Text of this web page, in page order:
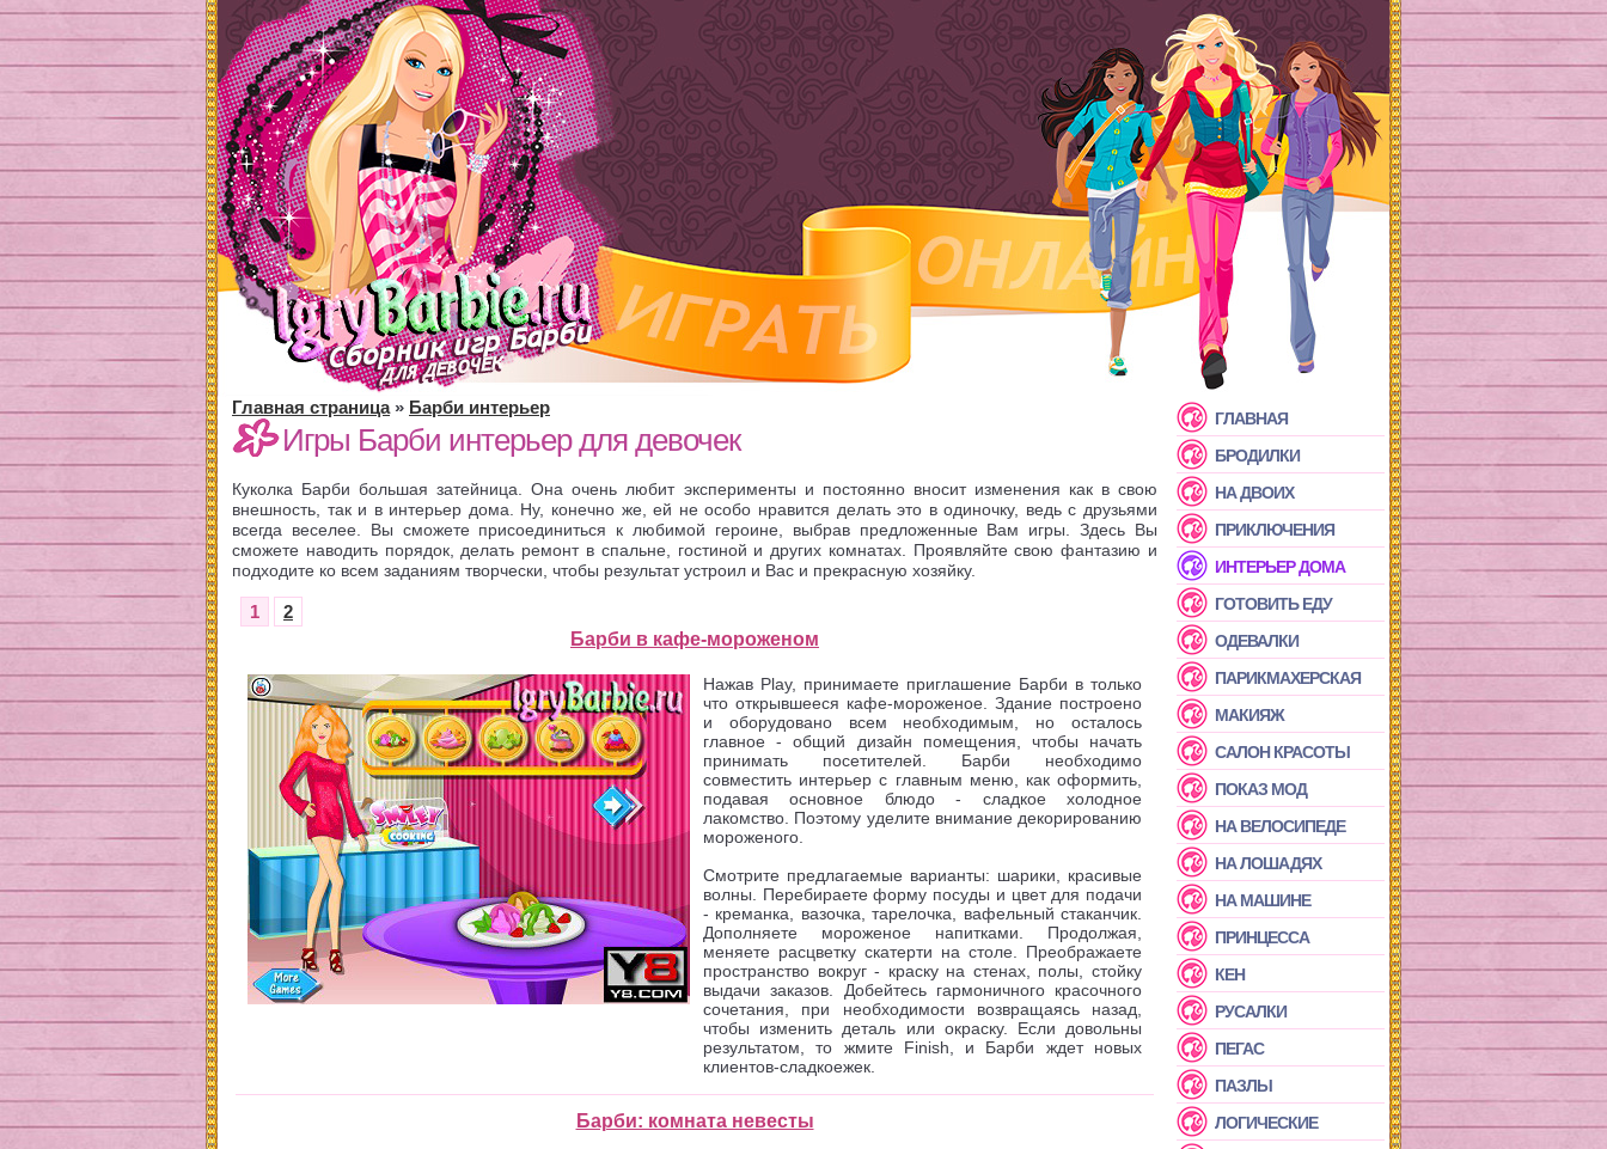
Главная страница» Барби интерьер
Игры Барби интерьер для девочек
Куколка Барби большая затейница. Она очень любит эксперименты и постоянно вносит изменения как в свою
внешность, так и в интерьер дома. Ну, конечно же, ей не особо нравится делать это в одиночку, ведь с друзьями
всегда веселее. Вы сможете присоединиться к любимой героине, выбрав предложенные Вам игры. Здесь Вы
сможете наводить порядок, делать ремонт в спальне, гостиной и других комнатах. Проявляйте свою фантазию и
подходите ко всем заданиям творчески, чтобы результат устроил и Вас и прекрасную хозяйку.
1
2
Барби в кафе-мороженом
Нажав Play, принимаете приглашение Барби в только
что открывшееся кафе-мороженое. Здание построено
и оборудовано всем необходимым, но осталось
главное - общий дизайн помещения, чтобы начать
принимать посетителей. Барби необходимо
совместить интерьер с главным меню, как оформить,
подавая основное блюдо - сладкое холодное
лакомство. Поэтому уделите внимание декорированию
мороженого.
Смотрите предлагаемые варианты: шарики, красивые
волны. Перебираете форму посуды и цвет для подачи
- креманка, вазочка, тарелочка, вафельный стаканчик.
Дополняете мороженое напитками. Продолжая,
меняете расцветку скатерти на столе. Преображаете
пространство вокруг - краску на стенах, полы, стойку
выдачи заказов. Добейтесь гармоничного красочного
сочетания, при необходимости возвращаясь назад,
чтобы изменить деталь или окраску. Если довольны
результатом, то жмите Finish, и Барби ждет новых
клиентов-сладкоежек.
Барби: комната невесты
ГЛАВНАЯ
БРОДИЛКИ
НА ДВОИХ
ПРИКЛЮЧЕНИЯ
ИНТЕРЬЕР ДОМА
ГОТОВИТЬ ЕДУ
ОДЕВАЛКИ
ПАРИКМАХЕРСКАЯ
МАКИЯЖ
САЛОН КРАСОТЫ
ПОКАЗ МОД
НА ВЕЛОСИПЕДЕ
НА ЛОШАДЯХ
НА МАШИНЕ
ПРИНЦЕССА
КЕН
РУСАЛКИ
ПЕГАС
ПАЗЛЫ
ЛОГИЧЕСКИЕ